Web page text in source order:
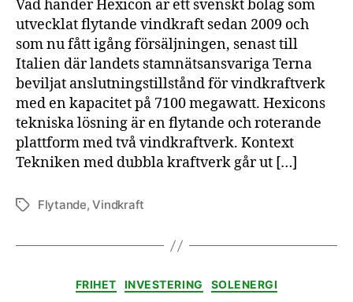
vind
Vad händer Hexicon är ett svenskt bolag som
utvecklat flytande vindkraft sedan 2009 och
som nu fått igång försäljningen, senast till
Italien där landets stamnätsansvariga Terna
beviljat anslutningstillstånd för vindkraftverk
med en kapacitet på 7100 megawatt. Hexicons
tekniska lösning är en flytande och roterande
plattform med två vindkraftverk. Kontext
Tekniken med dubbla kraftverk går ut […]
EtiketterFlytande,Vindkraft
Kategorier
FRIHET INVESTERING SOLENERGI